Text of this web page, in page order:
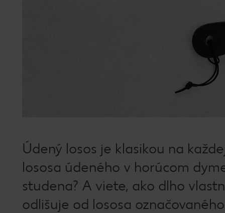
Údený losos je klasikou na
lososa údeného v horúcom
studena? A viete, ako dlho
odlišuje od lososa